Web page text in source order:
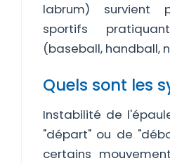
labrum) survient
sportifs
(baseball, handball,
Quels sont les
Instabilité de
"départ" ou de
certains